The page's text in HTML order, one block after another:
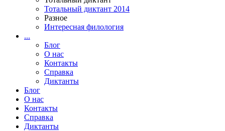
Тотальный диктант 2014
Разное
Интересная филология
...
Блог
О нас
Контакты
Справка
Диктанты
Блог
О нас
Контакты
Справка
Диктанты